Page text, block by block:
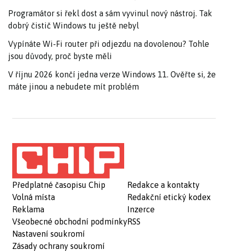
Programátor si řekl dost a sám vyvinul nový nástroj. Tak
dobrý čistič Windows tu ještě nebyl
Vypínáte Wi-Fi router při odjezdu na dovolenou? Tohle
jsou důvody, proč byste měli
V říjnu 2026 končí jedna verze Windows 11. Ověřte si, že
máte jinou a nebudete mít problém
Předplatné časopisu Chip
Volná místa
Reklama
Všeobecné obchodní podmínky
Nastavení soukromí
Zásady ochrany soukromí
Redakce a kontakty
Redakční etický kodex
Inzerce
RSS